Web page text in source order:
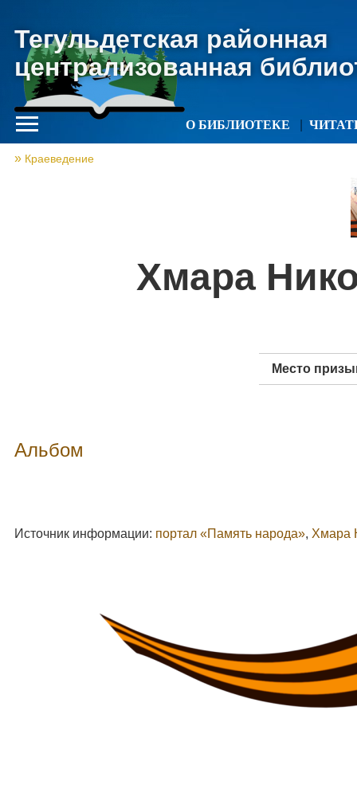
Тегульдетская районная
централизованная
О БИБЛИОТЕКЕ
Краеведение
Хмара
Место
Альбом
Источник информации: портал «Память народа», Хмара